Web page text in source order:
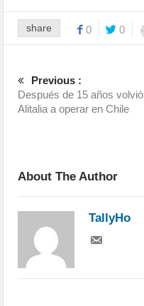
share 0 0
Previous :
Después de 15 años volvió
Alitalia a operar en Chile
About The Author
TallyHo